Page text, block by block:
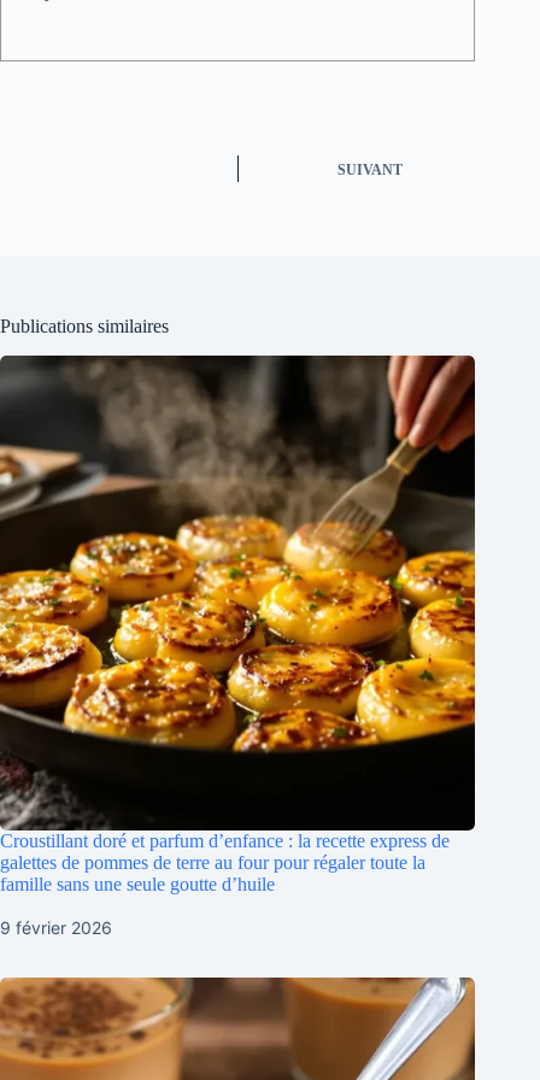
SUIVANT
Publications similaires
Croustillant doré et parfum d’enfance : la recette express de
galettes de pommes de terre au four pour régaler toute la
famille sans une seule goutte d’huile
9 février 2026